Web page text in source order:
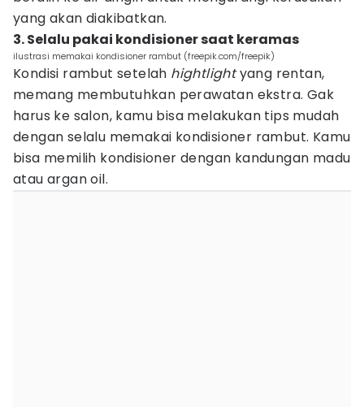
yang akan diakibatkan.
3. Selalu pakai kondisioner saat keramas
ilustrasi memakai kondisioner rambut (freepik.com/freepik)
Kondisi rambut setelah hightlightyang rentan,
memang membutuhkan perawatan ekstra. Gak
harus ke salon, kamu bisa melakukan tips mudah
dengan selalu memakai kondisioner rambut. Kamu
bisa memilih kondisioner dengan kandungan madu
atau argan oil.